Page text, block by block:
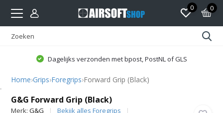
0 0
Dagelijks verzonden met bpost, PostNL of GLS
Home›Grips›Foregrips›Forward Grip (Black)
G&G Forward Grip (Black)
Merk:G&G Bekijk alles Foregrips